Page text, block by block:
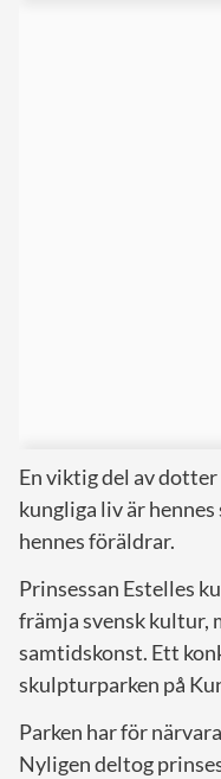
En viktig del av
kungliga liv är
hennes föräldrar.
Prinsessan Estelles
främja svensk kultur,
samtidskonst. Ett
skulpturparken på
Parken har för
Nyligen deltog